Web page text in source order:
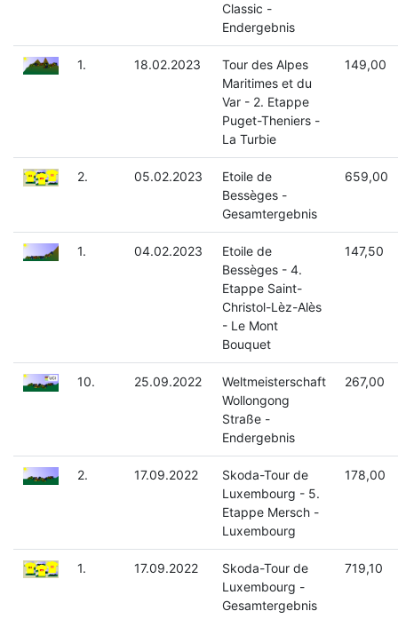
Classic -
Endergebnis
1. 18.02.2023
Tour des Alpes
Maritimes et du
Var - 2. Etappe
Puget-Theniers -
La Turbie
149,00
2. 05.02.2023
Etoile de
Bessèges -
Gesamtergebnis
659,00
1. 04.02.2023
Etoile de
Bessèges - 4.
Etappe Saint-
Christol-Lèz-Alès
- Le Mont
Bouquet
147,50
10. 25.09.2022
Weltmeisterschaft
Wollongong
Straße -
Endergebnis
267,00
2. 17.09.2022
Skoda-Tour de
Luxembourg - 5.
Etappe Mersch -
Luxembourg
178,00
1. 17.09.2022
Skoda-Tour de
Luxembourg -
Gesamtergebnis
719,10